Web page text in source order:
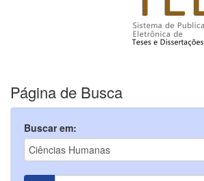
Página de Busca
Buscar em: